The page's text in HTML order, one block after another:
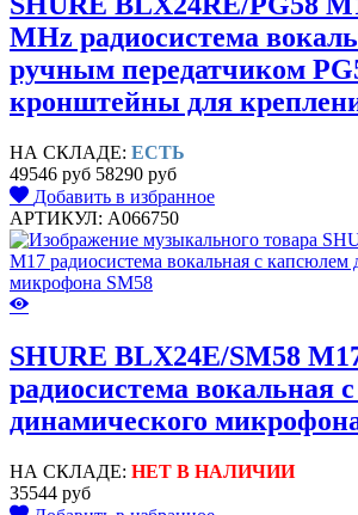
MHz радиосистема
ручным передатчиком
кронштейны для
НА СКЛАДЕ: ЕСТЬ
49546 руб 58290 руб
Добавить в избранное
АРТИКУЛ: A066750
SHURE BLX24E/SM58
радиосистема вокальная
динамического
НА СКЛАДЕ: НЕТ В НАЛИЧИИ
35544 руб